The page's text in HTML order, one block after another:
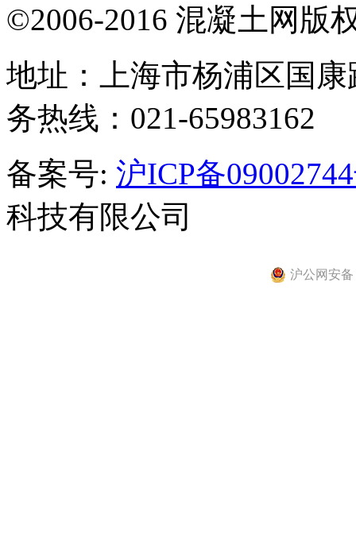
©2006-2016 混凝土网版
地址：上海市杨浦区国
务热线：021-65983162
备案号: 沪ICP备
科技有限公司
沪公网安备